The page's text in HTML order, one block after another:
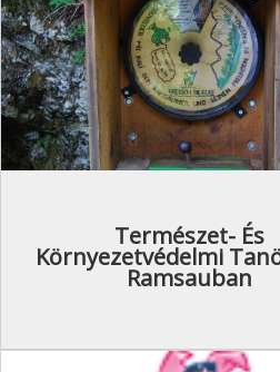
Természet- És
Környezetvédelmi
Ramsauban